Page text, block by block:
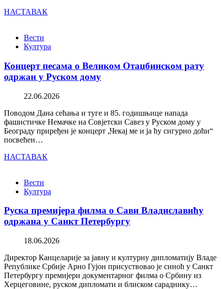
НАСТАВАК
Вести
Култура
Концерт песама о Великом Отаџбинском рату
одржан у Руском дому
22.06.2026
Поводом Дана сећања и туге и 85. годишњице напада
фашистичке Немачке на Совјетски Савез у Руском дому у
Београду приређен је концерт „Чекај ме и ја ћу сигурно доћи“
посвећен…
НАСТАВАК
Вести
Култура
Руска премијера филма о Сави Владиславићу
одржана у Санкт Петербургу
18.06.2026
Директор Канцеларије за јавну и културну дипломатију Владе
Републике Србије Арно Гујон присуствовао је синоћ у Санкт
Петербургу премијери документарног филма о Србину из
Херцеговине, руском дипломати и блиском сараднику…